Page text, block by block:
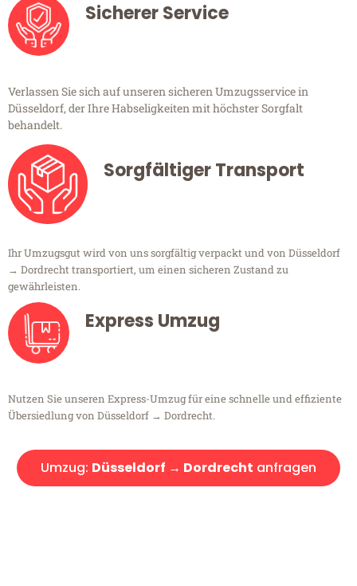
Sicherer Service
Verlassen Sie sich auf unseren sicheren Umzugsservice in
Düsseldorf, der Ihre Habseligkeiten mit höchster Sorgfalt
behandelt.
Sorgfältiger Transport
Ihr Umzugsgut wird von uns sorgfältig verpackt und von Düsseldorf
→ Dordrecht transportiert, um einen sicheren Zustand zu
gewährleisten.
Express Umzug
Nutzen Sie unseren Express-Umzug für eine schnelle und effiziente
Übersiedlung von Düsseldorf → Dordrecht.
Umzug: Düsseldorf → Dordrecht anfragen